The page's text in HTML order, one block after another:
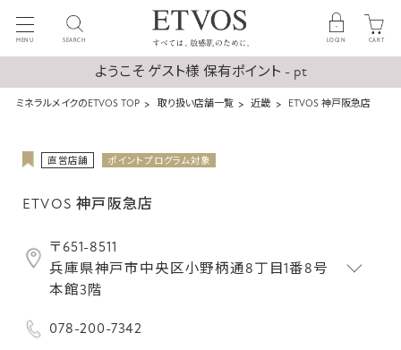
MENU SEARCH LOGIN CART
ようこそ ゲスト様 保有ポイント - pt
ミネラルメイクのETVOS TOP 取り扱い店舗一覧 近畿 ETVOS 神戸阪急店
直営店舗 ポイントプログラム対象
ETVOS 神戸阪急店
〒651-8511
兵庫県神戸市中央区小野柄通8丁目1番8号
本館3階
078-200-7342